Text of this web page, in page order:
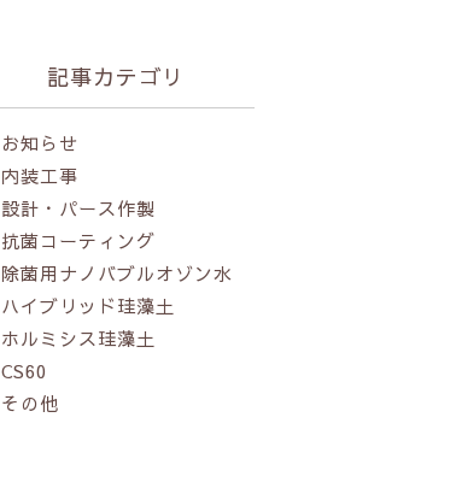
記事カテゴリ
お知らせ
内装工事
設計・パース作製
抗菌コーティング
除菌用ナノバブルオゾン水
ハイブリッド珪藻土
ホルミシス珪藻土
CS60
その他